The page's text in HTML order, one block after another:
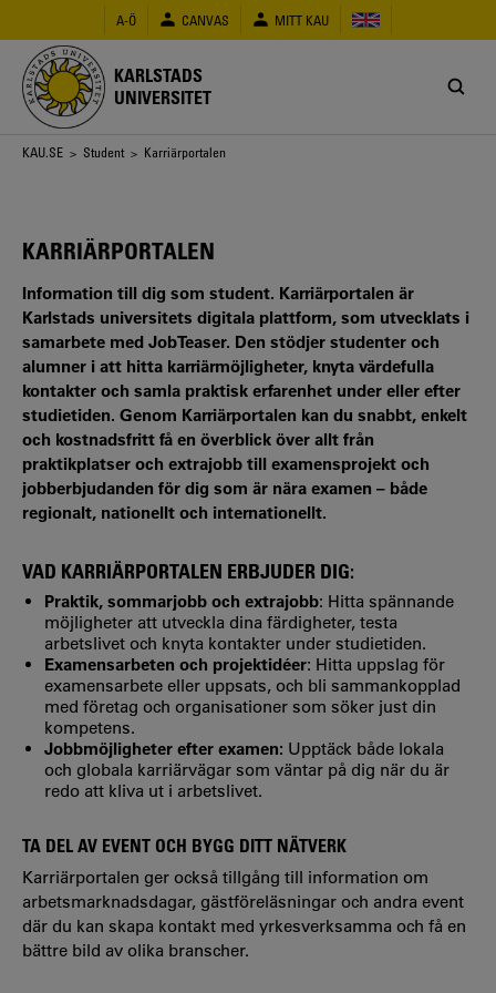
huvudinnehåll
A-Ö CANVAS MITT KAU
KARLSTADS
UNIVERSITET
Länkstig
KAU.SE > Student > Karriärportalen
KARRIÄRPORTALEN
Information till dig som student. Karriärportalen är
Karlstads universitets digitala plattform, som utvecklats i
samarbete med JobTeaser. Den stödjer studenter och
alumner i att hitta karriärmöjligheter, knyta värdefulla
kontakter och samla praktisk erfarenhet under eller efter
studietiden. Genom Karriärportalen kan du snabbt, enkelt
och kostnadsfritt få en överblick över allt från
praktikplatser och extrajobb till examensprojekt och
jobberbjudanden för dig som är nära examen – både
regionalt, nationellt och internationellt.
VAD KARRIÄRPORTALEN ERBJUDER DIG:
Praktik, sommarjobb och extrajobb: Hitta spännande
möjligheter att utveckla dina färdigheter, testa
arbetslivet och knyta kontakter under studietiden.
Examensarbeten och projektidéer: Hitta uppslag för
examensarbete eller uppsats, och bli sammankopplad
med företag och organisationer som söker just din
kompetens.
Jobbmöjligheter efter examen: Upptäck både lokala
och globala karriärvägar som väntar på dig när du är
redo att kliva ut i arbetslivet.
TA DEL AV EVENT OCH BYGG DITT NÄTVERK
Karriärportalen ger också tillgång till information om
arbetsmarknadsdagar, gästföreläsningar och andra event
där du kan skapa kontakt med yrkesverksamma och få en
bättre bild av olika branscher.